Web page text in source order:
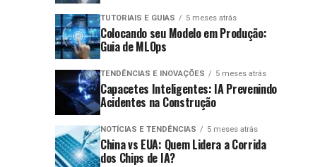
TUTORIAIS E GUIAS 5 meses atrás
Colocando seu Modelo em Produção:
Guia de MLOps
TENDÊNCIAS E INOVAÇÕES 5 meses atrás
Capacetes Inteligentes: IA Prevenindo
Acidentes na Construção
NOTÍCIAS E TENDÊNCIAS 5 meses atrás
China vs EUA: Quem Lidera a Corrida
dos Chips de IA?